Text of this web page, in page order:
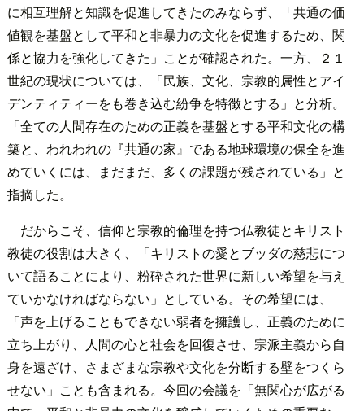
に相互理解と知識を促進してきたのみならず、「共通の価
値観を基盤として平和と非暴力の文化を促進するため、関
係と協力を強化してきた」ことが確認された。一方、２１
世紀の現状については、「民族、文化、宗教的属性とアイ
デンティティーをも巻き込む紛争を特徴とする」と分析。
「全ての人間存在のための正義を基盤とする平和文化の構
築と、われわれの『共通の家』である地球環境の保全を進
めていくには、まだまだ、多くの課題が残されている」と
指摘した。
だからこそ、信仰と宗教的倫理を持つ仏教徒とキリスト
教徒の役割は大きく、「キリストの愛とブッダの慈悲につ
いて語ることにより、粉砕された世界に新しい希望を与え
ていかなければならない」としている。その希望には、
「声を上げることもできない弱者を擁護し、正義のために
立ち上がり、人間の心と社会を回復させ、宗派主義から自
身を遠ざけ、さまざまな宗教や文化を分断する壁をつくら
せない」ことも含まれる。今回の会議を「無関心が広がる